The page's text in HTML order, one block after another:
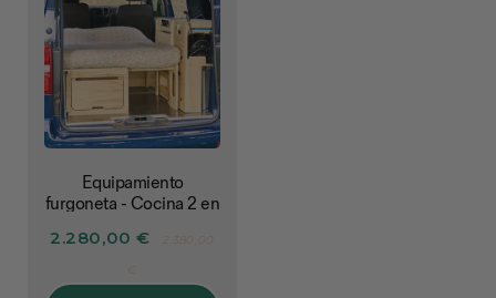
Equipamiento
furgoneta - Cocina 2 en
2.280,00 € 2.380,00
€